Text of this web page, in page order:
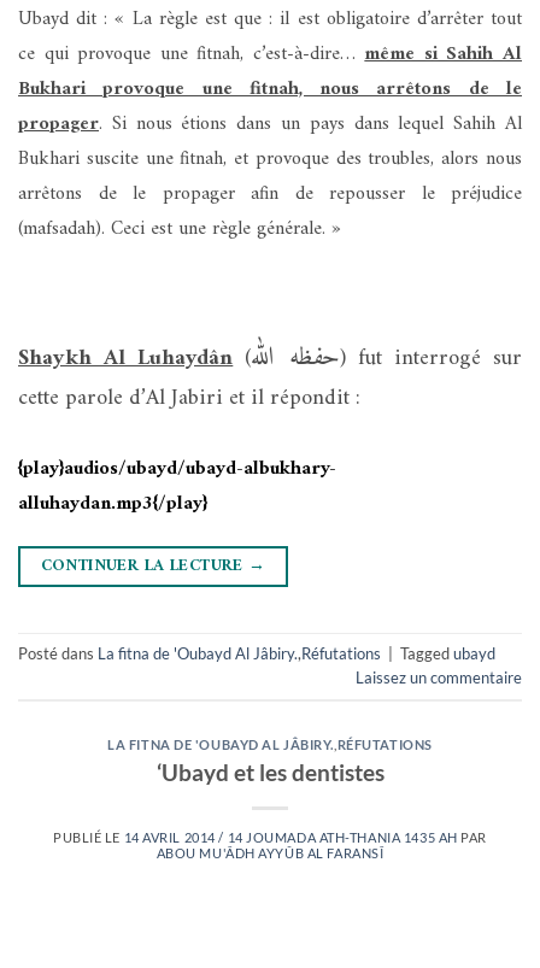
Ubayd dit : « La règle est que : il est obligatoire d’arrêter tout
ce qui provoque une fitnah, c’est-à-dire…même si Sahih Al
Bukhari provoque une fitnah, nous arrêtons de le
propager. Si nous étions dans un pays dans lequel Sahih Al
Bukhari suscite une fitnah, et provoque des troubles, alors nous
arrêtons de le propager afin de repousser le préjudice
(mafsadah). Ceci est une règle générale. »
Shaykh Al Luhaydân(حفظه الله) fut interrogé sur
cette parole d’Al Jabiri et il répondit :
{play}audios/ubayd/ubayd-albukhary-
alluhaydan.mp3{/play}
CONTINUER LA LECTURE →
Posté dans La fitna de 'Oubayd Al Jâbiry.,Réfutations Taggedubayd
Laissez un commentaire
LA FITNA DE 'OUBAYD AL JÂBIRY. RÉFUTATIONS
‘Ubayd et les dentistes
PUBLIÉ LE 14 AVRIL 2014 / 14 JOUMADA ATH-THANIA 1435 AH PAR
ABOU MU'ÂDH AYYÛB AL FARANSÎ